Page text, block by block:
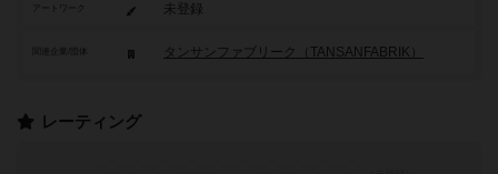
アートワーク 未登録
タンサンファブリーク（TANSANFABRIK）
レーティング